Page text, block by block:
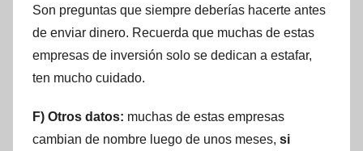
Son preguntas que siempre deberías hacerte antes
de enviar dinero. Recuerda que muchas de estas
empresas de inversión solo se dedican a estafar,
ten mucho cuidado.
F) Otros datos: muchas de estas empresas
cambian de nombre luego de unos meses, si